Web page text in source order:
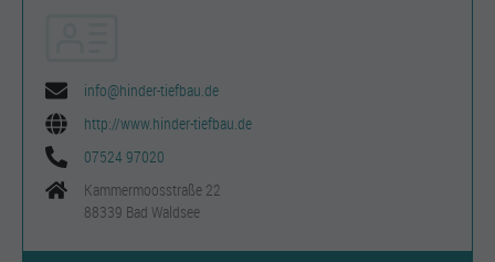
info@hinder-tiefbau.de
http://www.hinder-tiefbau.de
07524 97020
Kammermoosstraße 22
88339 Bad Waldsee